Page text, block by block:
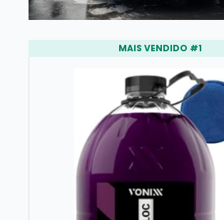
MAIS VENDIDO #1